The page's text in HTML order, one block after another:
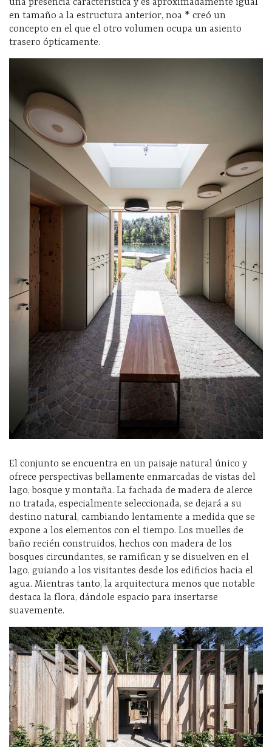
una presencia característica y es aproximadamente igual
en tamaño a la estructura anterior, noa * creó un
concepto en el que el otro volumen ocupa un asiento
trasero ópticamente.
El conjunto se encuentra en un paisaje natural único y
ofrece perspectivas bellamente enmarcadas de vistas del
lago, bosque y montaña. La fachada de madera de alerce
no tratada, especialmente seleccionada, se dejará a su
destino natural, cambiando lentamente a medida que se
expone a los elementos con el tiempo. Los muelles de
baño recién construidos, hechos con madera de los
bosques circundantes, se ramifican y se disuelven en el
lago, guiando a los visitantes desde los edificios hacia el
agua. Mientras tanto, la arquitectura menos que notable
destaca la flora, dándole espacio para insertarse
suavemente.